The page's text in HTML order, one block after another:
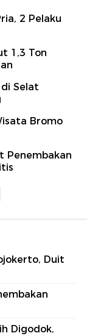
2 Pelaku
1,3 Ton
Selat
Bromo
Penembakan
Duit
Digodok,